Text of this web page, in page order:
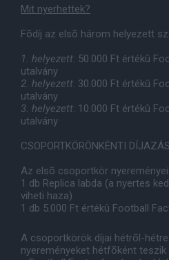
Mit nyerhettek?
Fõdíj az elsõ három helyezett
1. helyezett: 50.000 Ft értékû
utalvány
2. helyezett: 30.000 Ft értékû
utalvány
3. helyezett: 10.000 Ft értékû
utalvány
CSOPORTKÖRÖNKÉNTI
Az elsõ csoportkör nyereményei
1 db Replica labda (a nyertes
viheti haza)
1 db 5.000 Ft értékû Football
A csoportkörök díjai hétrõl-
nyereményeket hétfõként